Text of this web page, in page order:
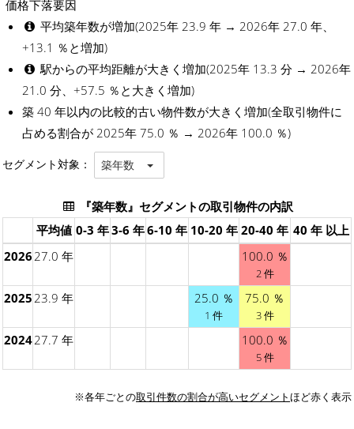
価格下落要因
平均築年数が増加(2025年 23.9 年 → 2026年 27.0 年、
+13.1 ％と増加)
駅からの平均距離が大きく増加(2025年 13.3 分 → 2026年
21.0 分、+57.5 ％と大きく増加)
築 40 年以内の比較的古い物件数が大きく増加(全取引物件に
占める割合が 2025年 75.0 ％ → 2026年 100.0 ％)
セグメント対象： 築年数
『築年数』セグメントの取引物件の内訳
平均値 0-3 年3-6 年6-10 年 10-20 年 20-40 年 40 年 以上
2026 27.0 年 100.0 ％
2 件
2025 23.9 年 25.0 ％
1 件
75.0 ％
3 件
202427.7 年 100.0 ％
5 件
※各年ごとの取引件数の割合が高いセグメントほど赤く表示